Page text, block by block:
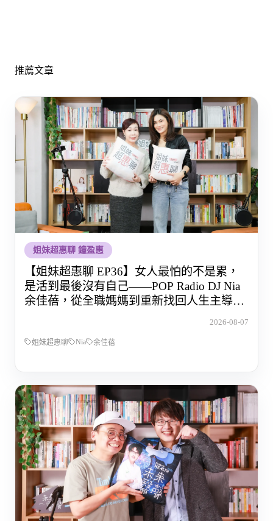
推薦文章
姐妹超惠聊 鐘盈惠
【姐妹超惠聊 EP36】女人最怕的不是累，
是活到最後沒有自己——POP Radio DJ Nia
余佳蓓，從全職媽媽到重新找回人生主導權
2026-08-07
姐妹超惠聊 Nia 余佳蓓